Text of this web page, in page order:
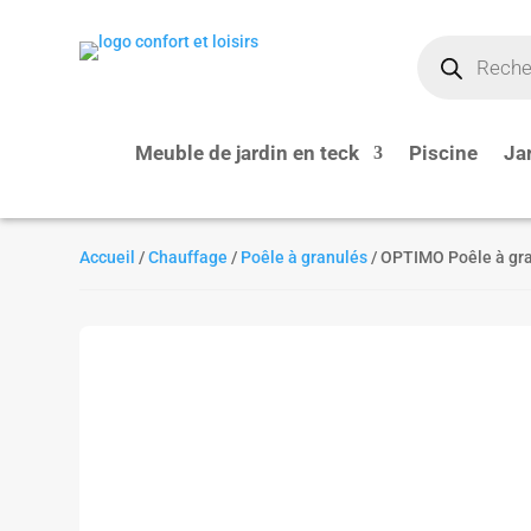
produits
Meuble de jardin en teck Piscine
Accueil /Chauffage / Poêle à granulés / OPTIMO Poêle à